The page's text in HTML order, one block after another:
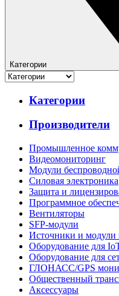
Категории
Категории
Производители
Промышленное
Видеомониторинг
Модули
Силовая электроника
Защита и
Программное
Вентиляторы
SFP-модули
Источники и модули
Оборудование для
Оборудование для
ГЛОНАСС/GPS
Общественный
Аксессуары